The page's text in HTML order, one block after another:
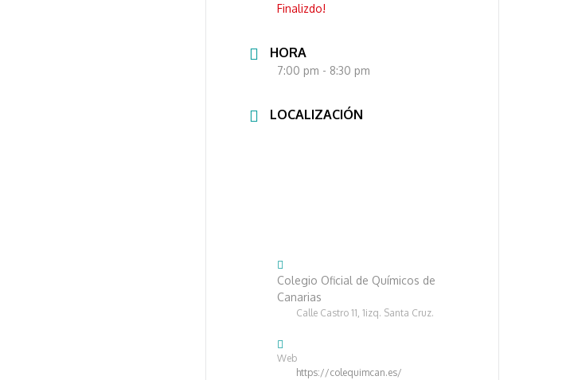
Finalizdo!
HORA
7:00 pm - 8:30 pm
LOCALIZACIÓN
Colegio Oficial de Químicos de
Canarias
Calle Castro 11, 1izq. Santa Cruz.
Web
https://colequimcan.es/